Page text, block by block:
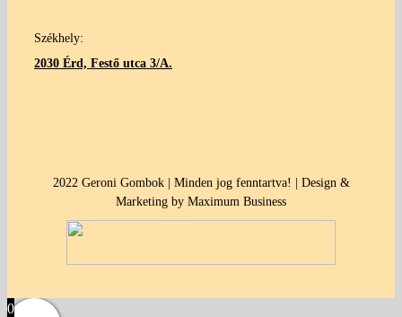
Székhely:
2030 Érd, Festő utca 3/A.
2022 Geroni Gombok | Minden jog fenntartva! | Design &
Marketing by Maximum Business
0